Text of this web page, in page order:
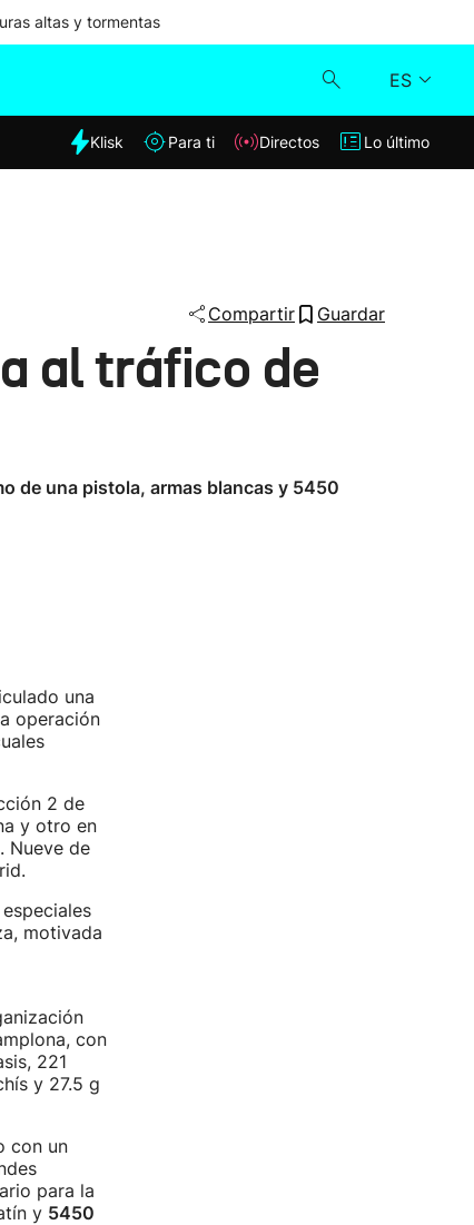
altas y tormentas
ES
Klisk
Klisk Para ti Directos Lo último
Compartir Guardar
al tráfico de
de una pistola, armas blancas y 5450
una
operación
2 de
y otro en
Nueve de
motivada
con
221
y 27.5 g
con un
para la
y 5450